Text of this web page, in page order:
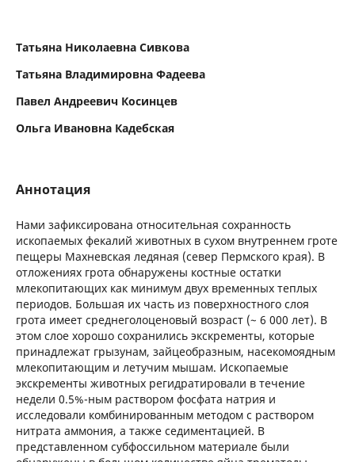
Татьяна Николаевна Сивкова
Татьяна Владимировна Фадеева
Павел Андреевич Косинцев
Ольга Ивановна Кадебская
Аннотация
Нами зафиксирована относительная сохранность
ископаемых фекалий животных в сухом внутреннем гроте
пещеры Махневская ледяная (север Пермского края). В
отложениях грота обнаружены костные остатки
млекопитающих как минимум двух временных теплых
периодов. Большая их часть из поверхностного слоя
грота имеет среднеголоценовый возраст (~ 6 000 лет). В
этом слое хорошо сохранились экскременты, которые
принадлежат грызунам, зайцеобразным, насекомоядным
млекопитающим и летучим мышам. Ископаемые
экскременты животных регидратировали в течение
недели 0.5%-ным раствором фосфата натрия и
исследовали комбинированным методом с раствором
нитрата аммония, а также седиментацией. В
представленном субфоссильном материале были